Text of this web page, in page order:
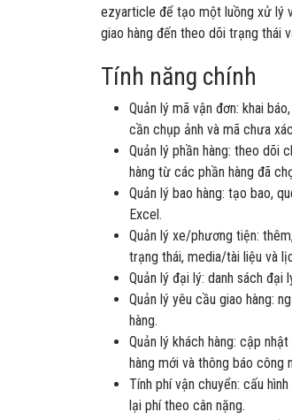
ezyarticle để tạo một luồng xử lý
giao hàng đến theo dõi trạng thái
Tính năng chính
Quản lý mã vận đơn: khai
cần chụp ảnh và mã chưa
Quản lý phần hàng: theo dõi
hàng từ các phần hàng đã
Quản lý bao hàng: tạo bao,
Excel.
Quản lý xe/phương tiện:
trạng thái, media/tài liệu và
Quản lý đại lý: danh sách đại
Quản lý yêu cầu giao hàng:
hàng.
Quản lý khách hàng: cập
hàng mới và thông báo công
Tính phí vận chuyển: cấu
lại phí theo cân nặng.